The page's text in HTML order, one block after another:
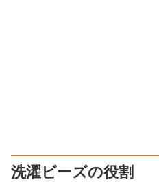
洗濯ビーズの役割